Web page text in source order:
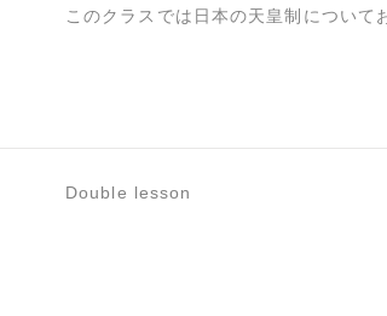
このクラスでは日本の天皇制について
Double lesson